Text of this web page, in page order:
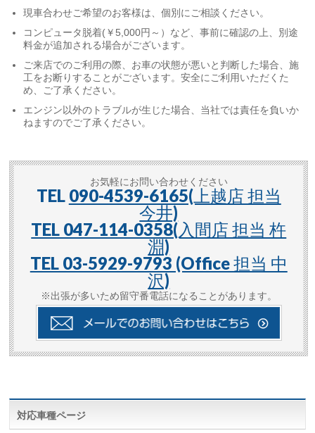
現車合わせご希望のお客様は、個別にご相談ください。
コンピュータ脱着(￥5,000円～）など、事前に確認の上、別途
料金が追加される場合がございます。
ご来店でのご利用の際、お車の状態が悪いと判断した場合、施
工をお断りすることがございます。安全にご利用いただくた
め、ご了承ください。
エンジン以外のトラブルが生じた場合、当社では責任を負いか
ねますのでご了承ください。
お気軽にお問い合わせください
TEL 090-4539-6165(上越店 担当
今井)
TEL 047-114-0358(入間店 担当 杵
淵)
TEL 03-5929-9793 (Office 担当 中
沢)
※出張が多いため留守番電話になることがあります。
対応車種ページ